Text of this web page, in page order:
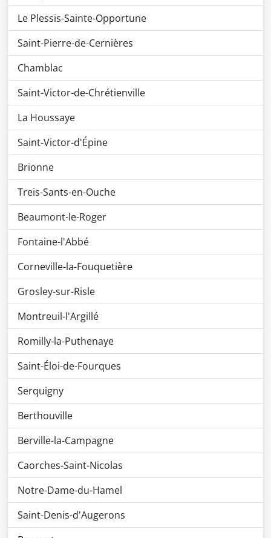
Le Plessis-Sainte-Opportune
Saint-Pierre-de-Cernières
Chamblac
Saint-Victor-de-Chrétienville
La Houssaye
Saint-Victor-d'Épine
Brionne
Treis-Sants-en-Ouche
Beaumont-le-Roger
Fontaine-l'Abbé
Corneville-la-Fouquetière
Grosley-sur-Risle
Montreuil-l'Argillé
Romilly-la-Puthenaye
Saint-Éloi-de-Fourques
Serquigny
Berthouville
Berville-la-Campagne
Caorches-Saint-Nicolas
Notre-Dame-du-Hamel
Saint-Denis-d'Augerons